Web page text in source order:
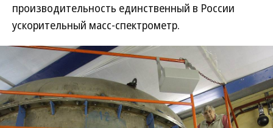
производительность единственный в России
ускорительный масс-спектрометр.